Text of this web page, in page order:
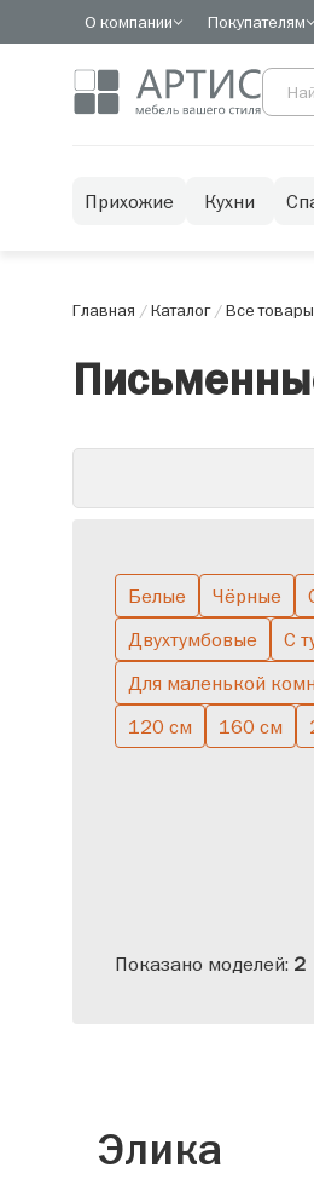
О компании Покупателям
Прихожие Кухни
Главная /Каталог/Все товары
Белые Чёрные
Двухтумбовые
С
Для маленькой
120 см
160 см
Показано моделей: 2
Элика